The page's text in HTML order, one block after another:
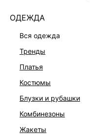
ОДЕЖДА
вся одежда
тренды
платья
костюмы
блузки и рубашки
комбинезоны
жакеты